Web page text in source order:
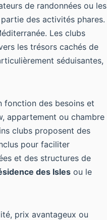
de randonnées ou les
des activités phares.
Les clubs
les trésors cachés de
séduisantes,
fonction des besoins et
appartement ou chambre
clubs proposent des
pour faciliter
et des structures de
des Isles ou le
prix avantageux ou